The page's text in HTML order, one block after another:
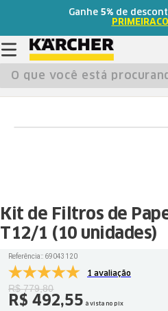
Ganhe 5% de
O que você está procurando?
Kit de Filtros de
T12/1 (10 unidades)
Referência:: 69043120
1 avaliação
R$ 779,80
R$ 492,55 à vista no pix